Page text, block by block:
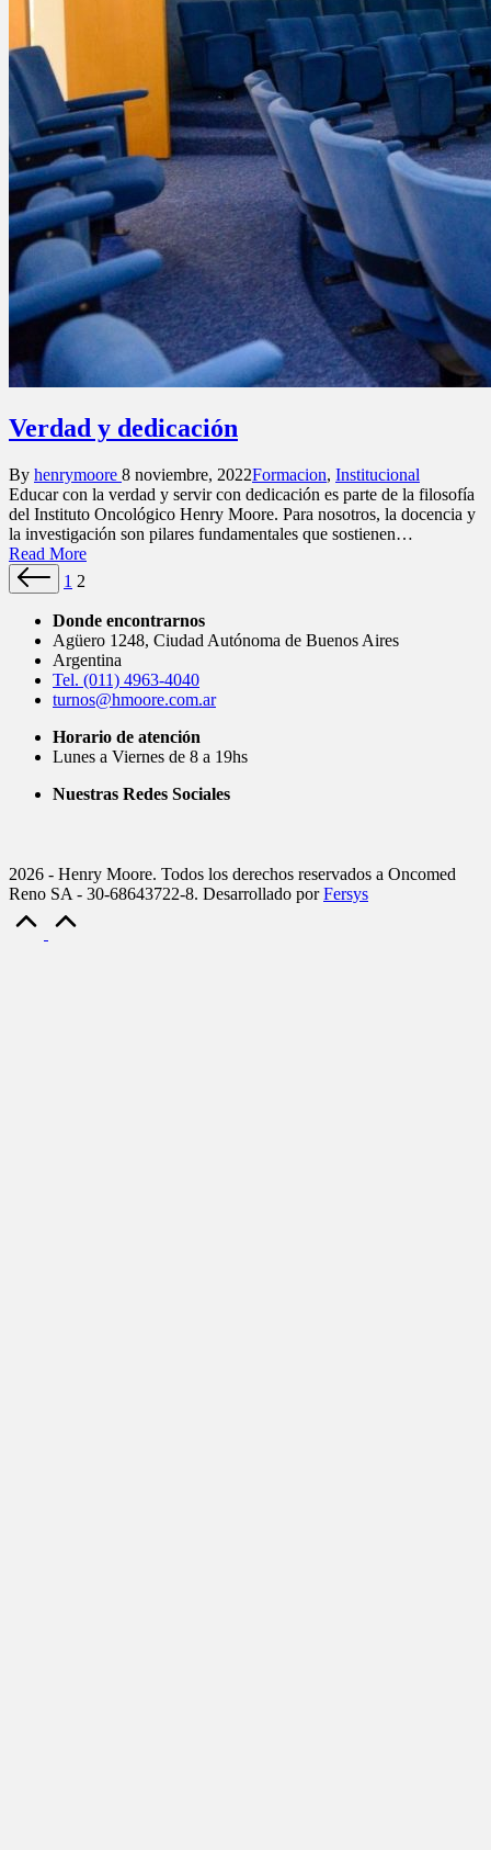
Verdad y dedicación
Posted
by
By henrymoore 8 noviembre, 2022Posted
in
Formacion, Institucional
Educar con la verdad y servir con dedicación es parte de la filosofía
del Instituto Oncológico Henry Moore. Para nosotros, la docencia y
la investigación son pilares fundamentales que sostienen…
Read More
Paginación
entradas
Previous
page
1 2
Donde encontrarnos
Agüero 1248, Ciudad Autónoma de Buenos Aires
Argentina
Tel. (011) 4963-4040
turnos@hmoore.com.ar
Horario de atención
Lunes a Viernes de 8 a 19hs
Nuestras Redes Sociales
2026 - Henry Moore. Todos los derechos reservados a Oncomed
Reno SA - 30-68643722-8. Desarrollado porFersys